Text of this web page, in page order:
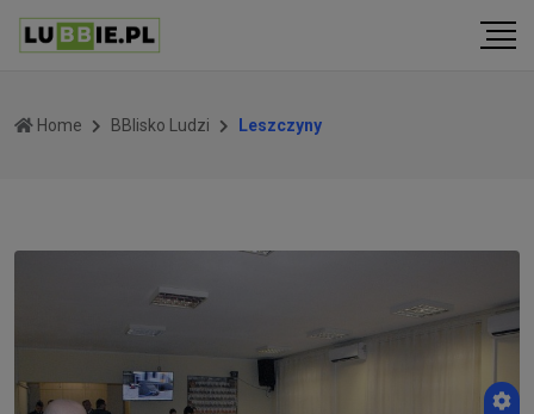
Home BBlisko Ludzi Leszczyny